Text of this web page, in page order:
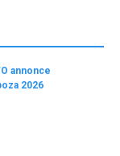
annonce
2026